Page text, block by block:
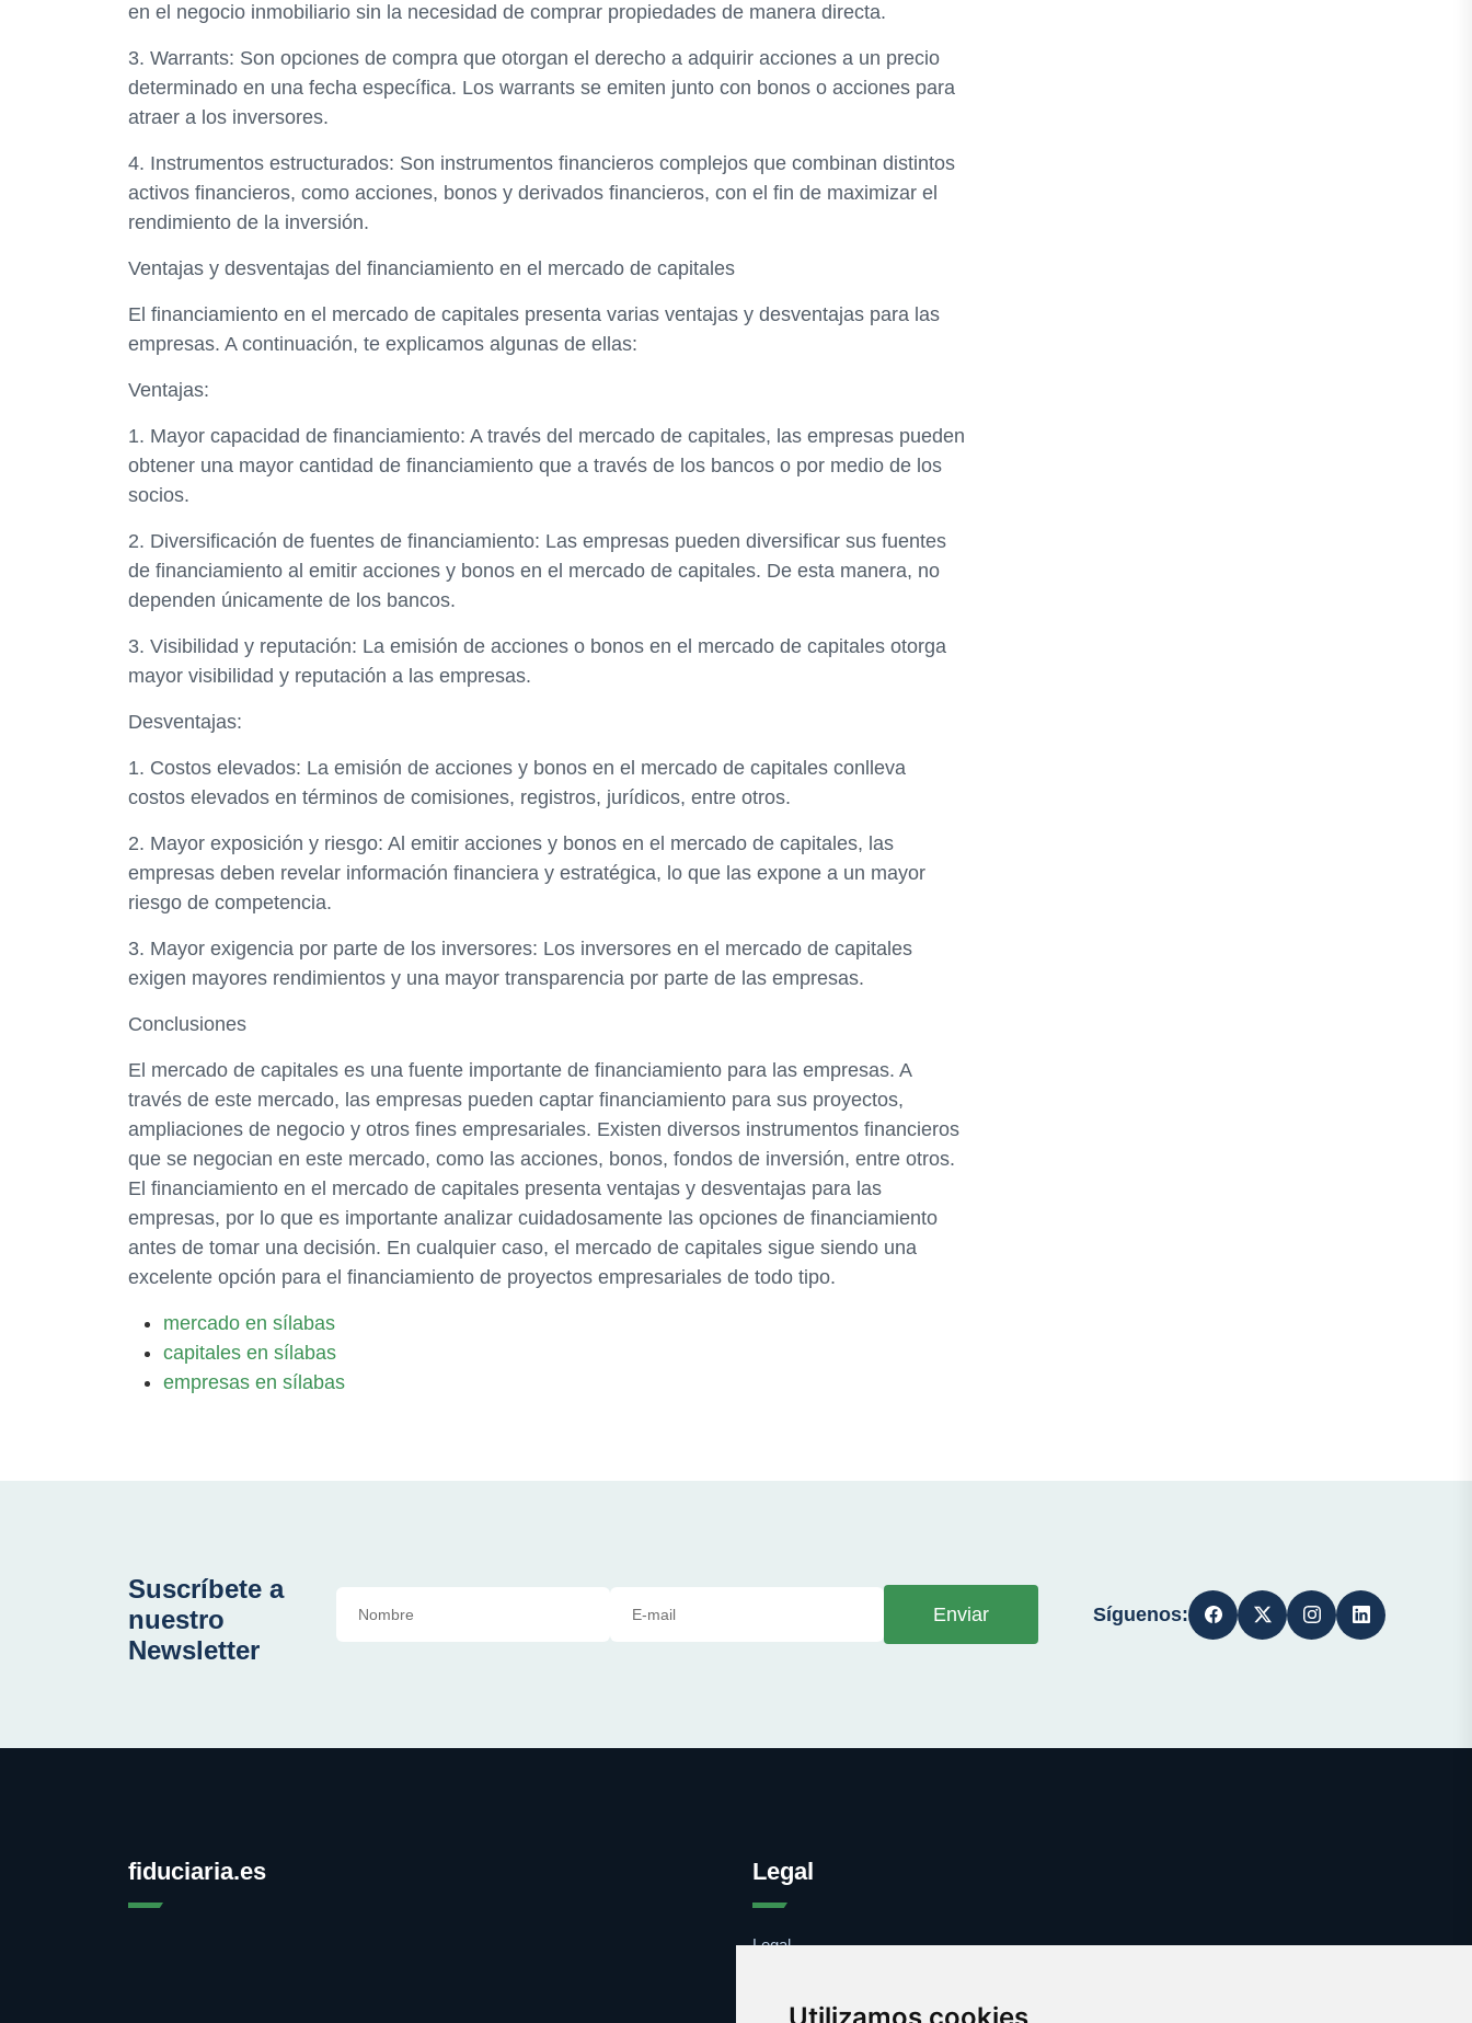
en el negocio inmobiliario sin la necesidad de comprar propiedades de manera directa.
3. Warrants: Son opciones de compra que otorgan el derecho a adquirir acciones a un precio
determinado en una fecha específica. Los warrants se emiten junto con bonos o acciones para
atraer a los inversores.
4. Instrumentos estructurados: Son instrumentos financieros complejos que combinan distintos
activos financieros, como acciones, bonos y derivados financieros, con el fin de maximizar el
rendimiento de la inversión.
Ventajas y desventajas del financiamiento en el mercado de capitales
El financiamiento en el mercado de capitales presenta varias ventajas y desventajas para las
empresas. A continuación, te explicamos algunas de ellas:
Ventajas:
1. Mayor capacidad de financiamiento: A través del mercado de capitales, las empresas pueden
obtener una mayor cantidad de financiamiento que a través de los bancos o por medio de los
socios.
2. Diversificación de fuentes de financiamiento: Las empresas pueden diversificar sus fuentes
de financiamiento al emitir acciones y bonos en el mercado de capitales. De esta manera, no
dependen únicamente de los bancos.
3. Visibilidad y reputación: La emisión de acciones o bonos en el mercado de capitales otorga
mayor visibilidad y reputación a las empresas.
Desventajas:
1. Costos elevados: La emisión de acciones y bonos en el mercado de capitales conlleva
costos elevados en términos de comisiones, registros, jurídicos, entre otros.
2. Mayor exposición y riesgo: Al emitir acciones y bonos en el mercado de capitales, las
empresas deben revelar información financiera y estratégica, lo que las expone a un mayor
riesgo de competencia.
3. Mayor exigencia por parte de los inversores: Los inversores en el mercado de capitales
exigen mayores rendimientos y una mayor transparencia por parte de las empresas.
Conclusiones
El mercado de capitales es una fuente importante de financiamiento para las empresas. A
través de este mercado, las empresas pueden captar financiamiento para sus proyectos,
ampliaciones de negocio y otros fines empresariales. Existen diversos instrumentos financieros
que se negocian en este mercado, como las acciones, bonos, fondos de inversión, entre otros.
El financiamiento en el mercado de capitales presenta ventajas y desventajas para las
empresas, por lo que es importante analizar cuidadosamente las opciones de financiamiento
antes de tomar una decisión. En cualquier caso, el mercado de capitales sigue siendo una
excelente opción para el financiamiento de proyectos empresariales de todo tipo.
mercado en sílabas
capitales en sílabas
empresas en sílabas
Suscríbete a
nuestro
Newsletter
Enviar Síguenos:
fiduciaria.es Legal
Legal
Contacto